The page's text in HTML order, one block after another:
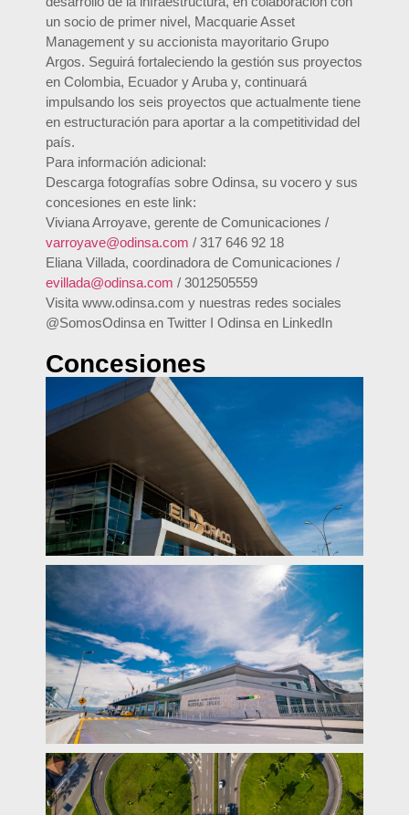
un socio de primer nivel, Macquarie Asset
Management y su accionista mayoritario Grupo
Argos. Seguirá fortaleciendo la gestión sus proyectos
en Colombia, Ecuador y Aruba y, continuará
impulsando los seis proyectos que actualmente tiene
en estructuración para aportar a la competitividad del
país.
Para información adicional:
Descarga fotografías sobre Odinsa, su vocero y sus
concesiones en este link:
Viviana Arroyave, gerente de Comunicaciones /
varroyave@odinsa.com / 317 646 92 18
Eliana Villada, coordinadora de Comunicaciones /
evillada@odinsa.com / 3012505559
Visita www.odinsa.com y nuestras redes sociales
@SomosOdinsa en Twitter I Odinsa en LinkedIn
Concesiones